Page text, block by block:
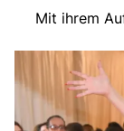
Mit ihrem